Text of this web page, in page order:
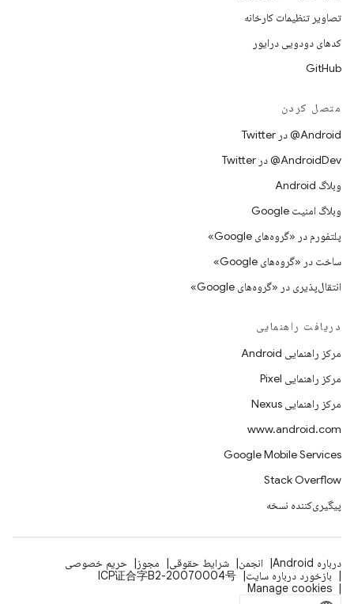
تصاویر تنظیمات کارخانه
کدهای دودویی درایور
GitHub
متصل کردن
Android@ در Twitter
AndroidDev@ در Twitter
وبلاگ Android
وبلاگ امنیت Google
پلتفورم در «گروه‌های Google»
ساخت در «گروه‌های Google»
انتقال‌پذیری در «گروه‌های Google»
دریافت راهنمایی
مرکز راهنمایی Android
مرکز راهنمایی Pixel
مرکز راهنمایی Nexus
www.android.com
Google Mobile Services
Stack Overflow
پیگیری‌کننده نسخه
درباره Android انجمن شرایط حقوقی مجوز
حریم خصوصی
بازخورد درباره سایت
ICP证合字B2-20070004号
Manage cookies